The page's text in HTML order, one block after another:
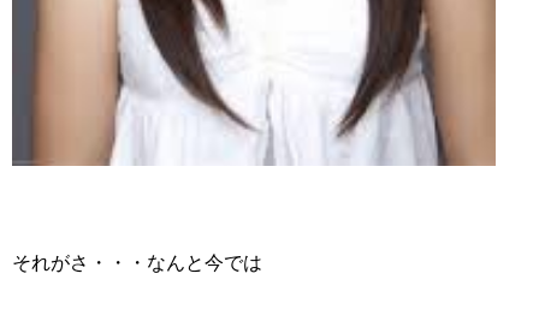
それがさ・・・なんと今では